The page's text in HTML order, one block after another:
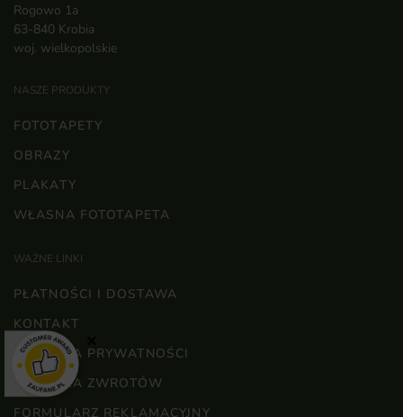
Rogowo 1a
63-840 Krobia
woj. wielkopolskie
NASZE PRODUKTY
FOTOTAPETY
OBRAZY
PLAKATY
WŁASNA FOTOTAPETA
WAŻNE LINKI
PŁATNOŚCI I DOSTAWA
KONTAKT
POLITYKA PRYWATNOŚCI
POLITYKA ZWROTÓW
FORMULARZ REKLAMACYJNY